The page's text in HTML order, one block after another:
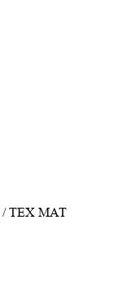
/ТЕХ МАТ